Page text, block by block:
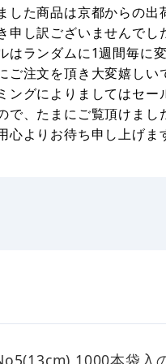
した商品は京都からの出
申し訳ございませんでし
はランダムに1週間毎に
ご注文を頂き大変嬉しい
ングによりましてはセー
で、たまにご覧頂けまし
心よりお待ち申し上げま